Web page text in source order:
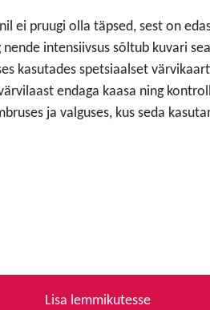
ei pruugi olla täpsed, sest on
intensiivsus sõltub kuvari
kasutades spetsiaalset
endaga kaasa ning
ja valguses, kus seda
Lisa lemmikutesse